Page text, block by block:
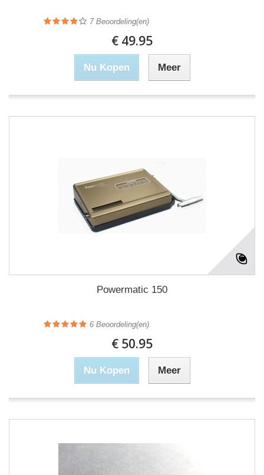
7Beoordeling(en)
€ 49.95
Nu Kopen Meer
Powermatic 150
6 Beoordeling(en)
€ 50.95
Nu Kopen Meer